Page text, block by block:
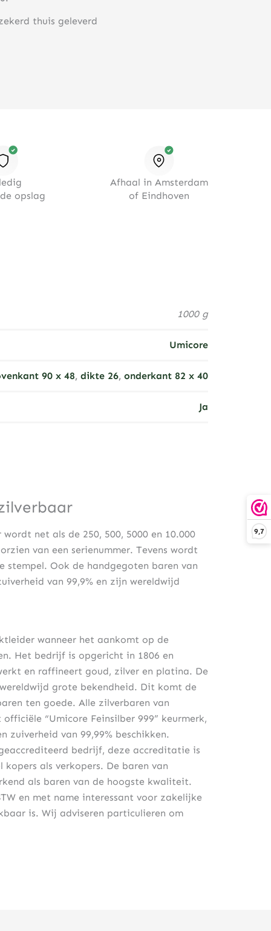
9,7
thuis geleverd
opslag
Afhaal in Amsterdam
of Eindhoven
1000 g
Umicore
90 x 48, dikte 26, onderkant 82 x 40
Ja
net als de 250, 500, 5000 en 10.000
van een serienummer. Tevens wordt
stempel. Ook de handgegoten baren van
van 99,9% en zijn wereldwijd
wanneer het aankomt op de
Het bedrijf is opgericht in 1806 en
en raffineert goud, zilver en platina. De
grote bekendheid. Dit komt de
ten goede. Alle zilverbaren van
“Umicore Feinsilber 999” keurmerk,
zuiverheid van 99,99% beschikken.
bedrijf, deze accreditatie is
als verkopers. De baren van
als baren van de hoogste kwaliteit.
en met name interessant voor zakelijke
is. Wij adviseren particulieren om